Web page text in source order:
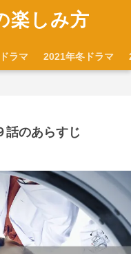
楽しみ方
ラマ 2021年冬ドラマ
話のあらすじ